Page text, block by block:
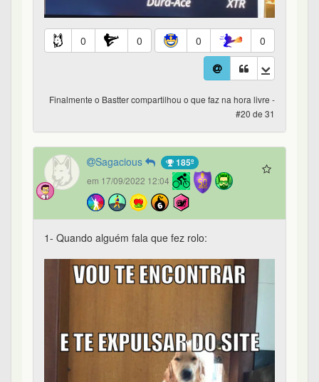
0 0 0 0
Finalmente o Bastter compartilhou o que faz na hora livre -
#20 de 31
Sagacious 185º
em 17/09/2022 12:04
1- Quando alguém fala que fez rolo: